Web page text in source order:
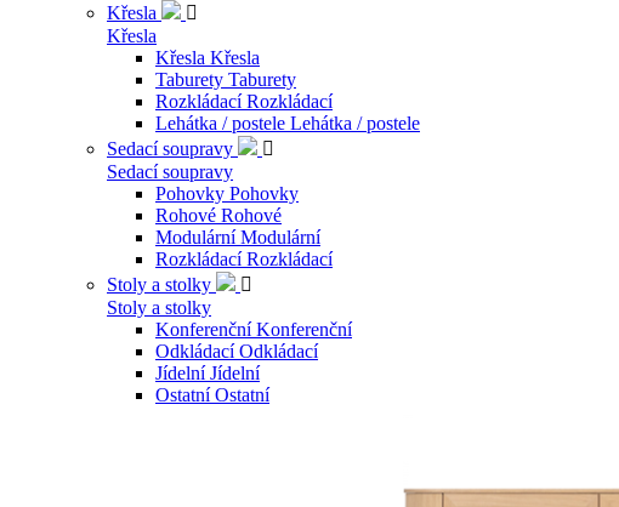
Křesla

Křesla
Křesla Křesla
Taburety Taburety
Rozkládací Rozkládací
Lehátka / postele Lehátka / postele
Sedací soupravy

Sedací soupravy
Pohovky Pohovky
Rohové Rohové
Modulární Modulární
Rozkládací Rozkládací
Stoly a stolky

Stoly a stolky
Konferenční Konferenční
Odkládací Odkládací
Jídelní Jídelní
Ostatní Ostatní